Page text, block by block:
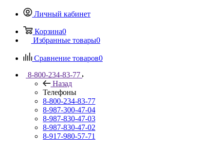
Личный кабинет
Корзина0
Избранные товары0
Сравнение товаров0
8-800-234-83-77
Назад
Телефоны
8-800-234-83-77
8-987-300-47-04
8-987-830-47-03
8-987-830-47-02
8-917-980-57-71